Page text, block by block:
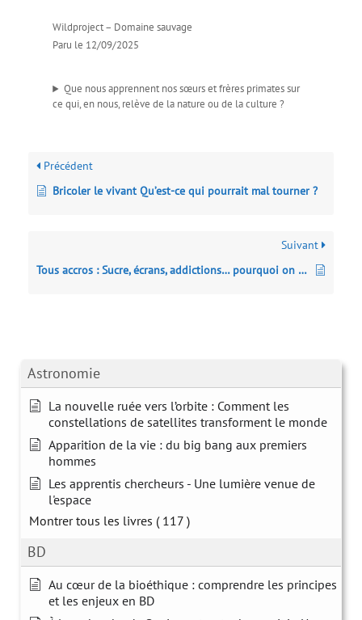
Astronomie
La nouvelle ruée vers l’orbite : Comment les
constellations de satellites transforment le monde
Apparition de la vie : du big bang aux premiers
hommes
Les apprentis chercheurs - Une lumière venue de
l'espace
Montrer tous les livres ( 117 )
BD
Au cœur de la bioéthique : comprendre les principes
et les enjeux en BD
Wildproject – Domaine sauvage
Paru le 12/09/2025
Que nous apprennent nos sœurs et frères ­primates sur
ce qui, en nous, relève de la nature ou de la culture ?
Précédent
Bricoler le vivant Qu’est-ce qui pourrait mal tourner ?
Suivant
Tous accros : Sucre, écrans, addictions… pourquoi on ne peut (scientifiquement) pas résister